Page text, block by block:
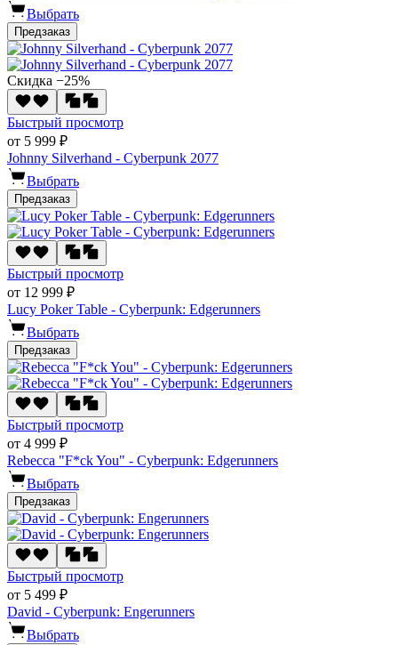
Выбрать
Предзаказ
Скидка −25%
Быстрый просмотр
от 5 999 ₽
Johnny Silverhand - Cyberpunk 2077
Выбрать
Предзаказ
Быстрый просмотр
от 12 999 ₽
Lucy Poker Table - Cyberpunk: Edgerunners
Выбрать
Предзаказ
Быстрый просмотр
от 4 999 ₽
Rebecca "F*ck You" - Cyberpunk: Edgerunners
Выбрать
Предзаказ
Быстрый просмотр
от 5 499 ₽
David - Cyberpunk: Engerunners
Выбрать